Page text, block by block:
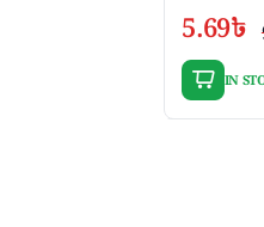
5.69৳
IN